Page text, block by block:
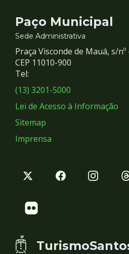
Contato
e
Redes
Sociais
Paço Municipal
Sede Administrativa
Praça Visconde de Mauá, s/
CEP 11010-900
Tel:
(13) 3201-5000
Lei de Acesso à Informação
Sitemap
Imprensa